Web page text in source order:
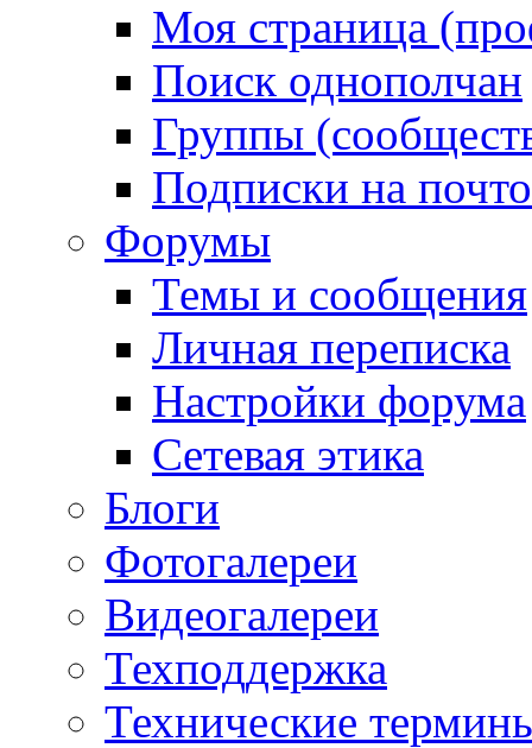
Моя страница
Поиск однополчан
Группы
Подписки на
Форумы
Темы и сообщения
Личная переписка
Настройки форума
Сетевая этика
Блоги
Фотогалереи
Видеогалереи
Техподдержка
Технические